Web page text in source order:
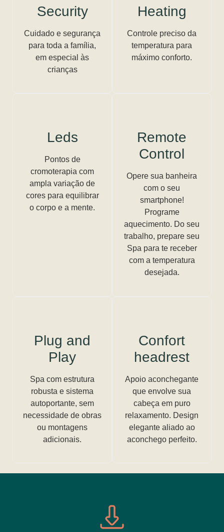
Security
Cuidado e segurança
para toda a família,
em especial às
crianças
Heating
Controle preciso da
temperatura para
máximo conforto.
Leds
Pontos de
cromoterapia com
ampla variação de
cores para equilibrar
o corpo e a mente.
Remote
Control
Opere sua banheira
com o seu
smartphone!
Programe
aquecimento. Do seu
trabalho, prepare seu
Spa para te receber
com a temperatura
desejada.
Plug and
Play
Spa com estrutura
robusta e sistema
autoportante, sem
necessidade de obras
ou montagens
adicionais.
Confort
headrest
Apoio aconchegante
que envolve sua
cabeça em puro
relaxamento. Design
elegante aliado ao
aconchego perfeito.